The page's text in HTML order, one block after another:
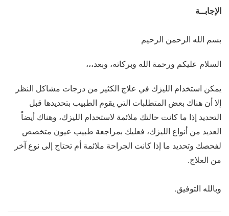
الإجابــة
بسم الله الرحمن الرحيم
السلام عليكم ورحمة الله وبركاته، وبعد،،،
يمكن استخدام الليزك في علاج الكثير من درجات مشاكل النظر
إلا أن هناك بعض المتطلبات التي يقوم الطبيب بتحديدها قبل
التحديد إذا ما كانت حالتك ملائمة لاستخدام الليزك، وهناك أيضاً
العديد من أنواع الليزك، فعليك بمراجعة طبيب عيون متخصص
لفحصك وتحديد ما إذا كانت الجراحة ملائمة أم تحتاج إلى نوع آخر
من العلاج.
وبالله التوفيق.